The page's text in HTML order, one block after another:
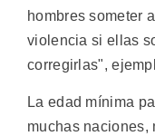
hombres someter
violencia si ellas
corregirlas",
La edad mínima
muchas naciones,